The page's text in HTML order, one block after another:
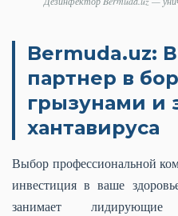
Bermuda.uz:
партнер в
грызунами и
хантавируса
Выбор профессиональной
инвестиция в ваше
занимает